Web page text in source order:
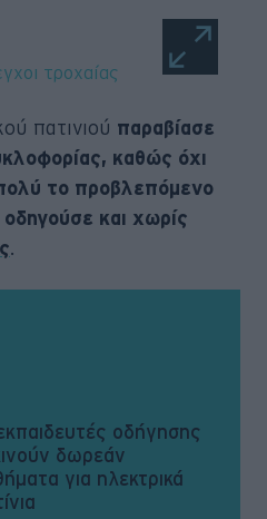
πατινιού παραβίασε
καθώς όχι
το προβλεπόμενο
και χωρίς
.
οδήγησης
δωρεάν
για ηλεκτρικά